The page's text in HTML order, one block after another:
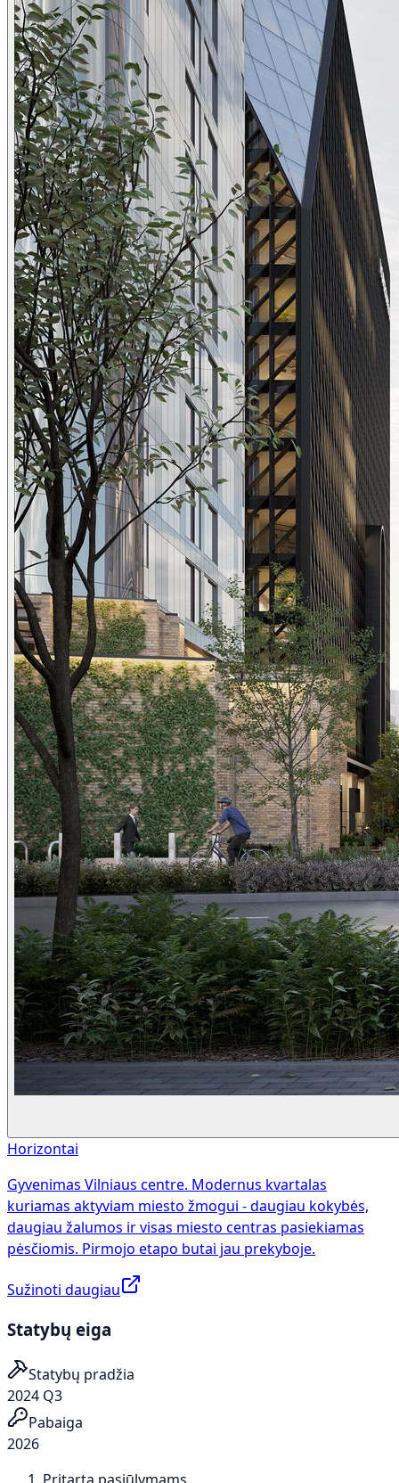
Horizontai
Gyvenimas Vilniaus centre. Modernus kvartalas
kuriamas aktyviam miesto žmogui - daugiau kokybės,
daugiau žalumos ir visas miesto centras pasiekiamas
pėsčiomis. Pirmojo etapo butai jau prekyboje.
Sužinoti daugiau
Statybų eiga
Statybų pradžia
2024 Q3
Pabaiga
2026